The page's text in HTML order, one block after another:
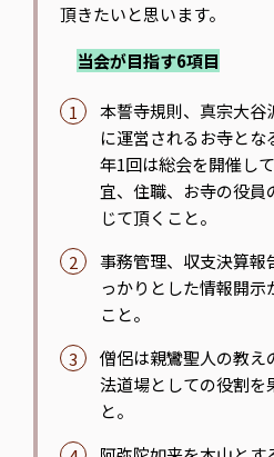
頂きたいと思います。
当会が目指す6項目
本誓寺規則、真宗大谷
に運営されるお寺と
年1回は総会を開催し
宜、住職、お寺の役
じて頂くこと。
事務管理、収支決算報
っかりとした情報開示
こと。
僧侶は親鸞聖人の教え
法道場としての役割を
と。